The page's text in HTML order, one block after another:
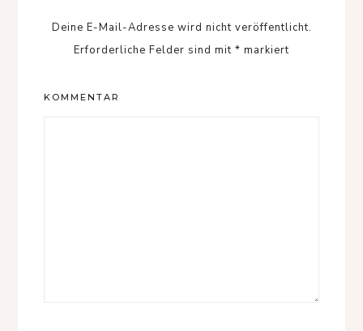
Deine E-Mail-Adresse wird nicht veröffentlicht.
Erforderliche Felder sind mit * markiert
KOMMENTAR